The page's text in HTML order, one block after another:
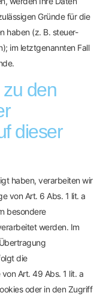
Gründe für die
haben (z. B. steuer-
im letztgenannten Fall
den
dieser
haben, verarbeiten wir
von Art. 6 Abs. 1 lit. a
besondere
werden. Im
die
Art. 49 Abs. 1 lit. a
oder in den Zugriff